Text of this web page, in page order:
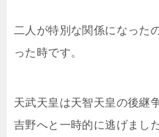
二人が特別な関係になった
った時です。
天武天皇は天智天皇の後継
吉野へと一時的に逃げました